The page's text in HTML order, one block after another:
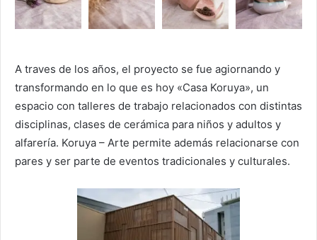
A traves de los años, el proyecto se fue agiornando y
transformando en lo que es hoy «Casa Koruya», un
espacio con talleres de trabajo relacionados con distintas
disciplinas, clases de cerámica para niños y adultos y
alfarería. Koruya – Arte permite además relacionarse con
pares y ser parte de eventos tradicionales y culturales.